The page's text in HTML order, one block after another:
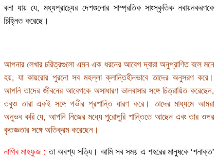
বলা যায় যে, মধ্যপ্রাচ্যের দেশগুলোর সাম্প্রতিক সাংস্কৃতিক নবায়নকরণকে
চিহ্নিত করেছে।
আপনার লেখার চরিত্রগুলো এমন এক ধরনের আবেগ দ্বারা অনুপ্রাণিত বলে মনে
হয়, যা কায়রোর পুরনো সব মহল্লা ক্লান্তিহীনভাবে তাদের অনুসরণ করে।
আপনি তাদের জীবনের আবেগকে অসাধারণ ভালবাসার সঙ্গে চিত্রায়িত করেছেন,
তবুও তারা একই সঙ্গে গভীর প্রশান্তি ধারণ করে। তাদের মাধ্যমে আমরা
অনুভব করি যে, আপনি নিজের মধ্যে পুরোপুরি শান্তিতে আছেন এবং তার ওপর
কৃতজ্ঞতার সঙ্গে অতিক্রম করেছেন।
নাগিব মাহফুজ : তা অবশ্য সত্যি। আমি সব সময় এ শহরের মানুষকে ‘শনাক্ত’